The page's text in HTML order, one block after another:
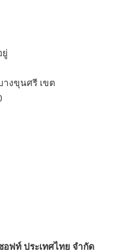
างขุนศรี เขต
ฟท์ ประเทศไทย จำกัด